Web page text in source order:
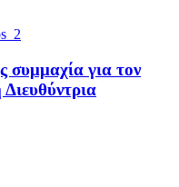
συμμαχία για τον